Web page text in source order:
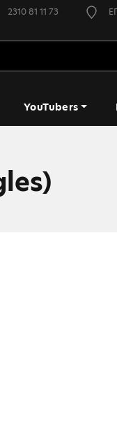
2310 81 11 73
YouTubers